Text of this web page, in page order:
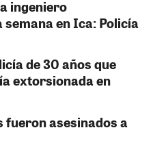
ingeniero
en Ica: Policía
de 30 años que
extorsionada en
fueron asesinados a